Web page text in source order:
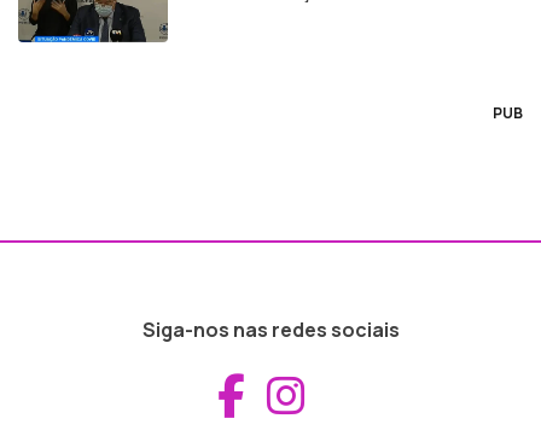
PUB
Siga-nos nas redes sociais
Aceder ao